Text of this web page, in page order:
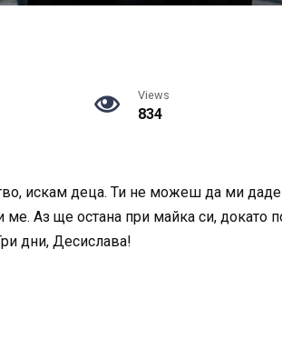
Views
834
искам деца. Ти не можеш да ми
Аз ще остана при майка си, докато
дни, Десислава!